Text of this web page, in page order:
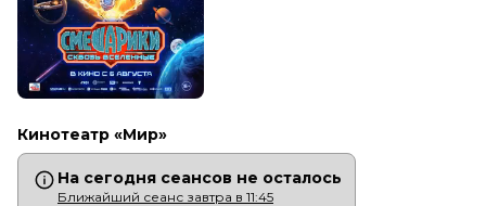
Кинотеатр «Мир»
На сегодня сеансов не осталось
Ближайший сеанс завтра в 11:45